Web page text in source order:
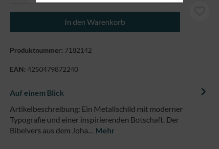
In den Warenkorb
Produktnummer: 7182142
EAN: 4250479872240
Auf einem Blick
Artikelbeschreibung: Ein Metallschild mit moderner
Typografie und einer inspirierenden Botschaft. Der
Bibelvers aus dem Joha… Mehr